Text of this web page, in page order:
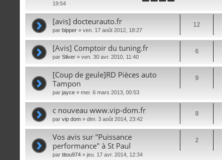
19:54
[avis] docteurauto.fr
par bipper » ven. 17 août 2012, 18:27
12
[Avis] Comptoir du tuning.fr
par Silver » ven. 30 avr. 2010, 11:40
6
[Coup de geule]RD Pièces auto
Tampon
par jayce » mer. 6 mars 2013, 00:53
9
c nouveau www.vip-dom.fr
par vip dom » dim. 3 août 2014, 23:42
8
Vos avis sur "Puissance
performance" à St Paul
par titou974 » jeu. 17 avr. 2014, 12:34
2